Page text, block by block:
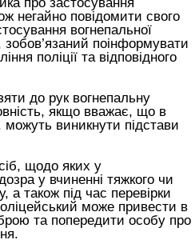
негайно повідомити свого
вогнепальної
поінформувати
поліції та відповідного
до рук вогнепальну
якщо вважає, що в
виникнути підстави
щодо яких у
у вчиненні тяжкого чи
а також під час перевірки
може привести в
та попередити особу про